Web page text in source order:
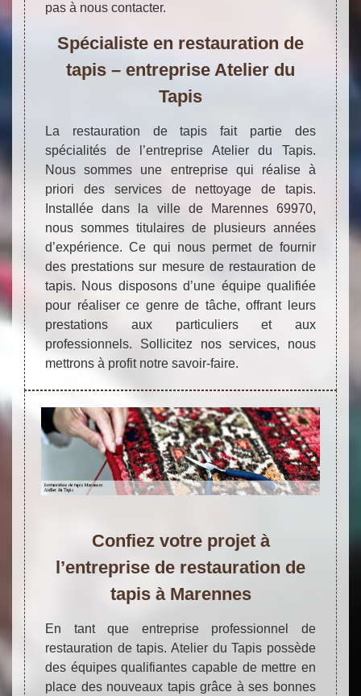
pas à nous contacter.
Spécialiste en restauration de
tapis – entreprise Atelier du
Tapis
La restauration de tapis fait partie des
spécialités de l’entreprise Atelier du Tapis.
Nous sommes une entreprise qui réalise à
priori des services de nettoyage de tapis.
Installée dans la ville de Marennes 69970,
nous sommes titulaires de plusieurs années
d’expérience. Ce qui nous permet de fournir
des prestations sur mesure de restauration de
tapis. Nous disposons d’une équipe qualifiée
pour réaliser ce genre de tâche, offrant leurs
prestations aux particuliers et aux
professionnels. Sollicitez nos services, nous
mettrons à profit notre savoir-faire.
Confiez votre projet à
l’entreprise de restauration de
tapis à Marennes
En tant que entreprise professionnel de
restauration de tapis. Atelier du Tapis possède
des équipes qualifiantes capable de mettre en
place des nouveaux tapis grâce à ses bonnes